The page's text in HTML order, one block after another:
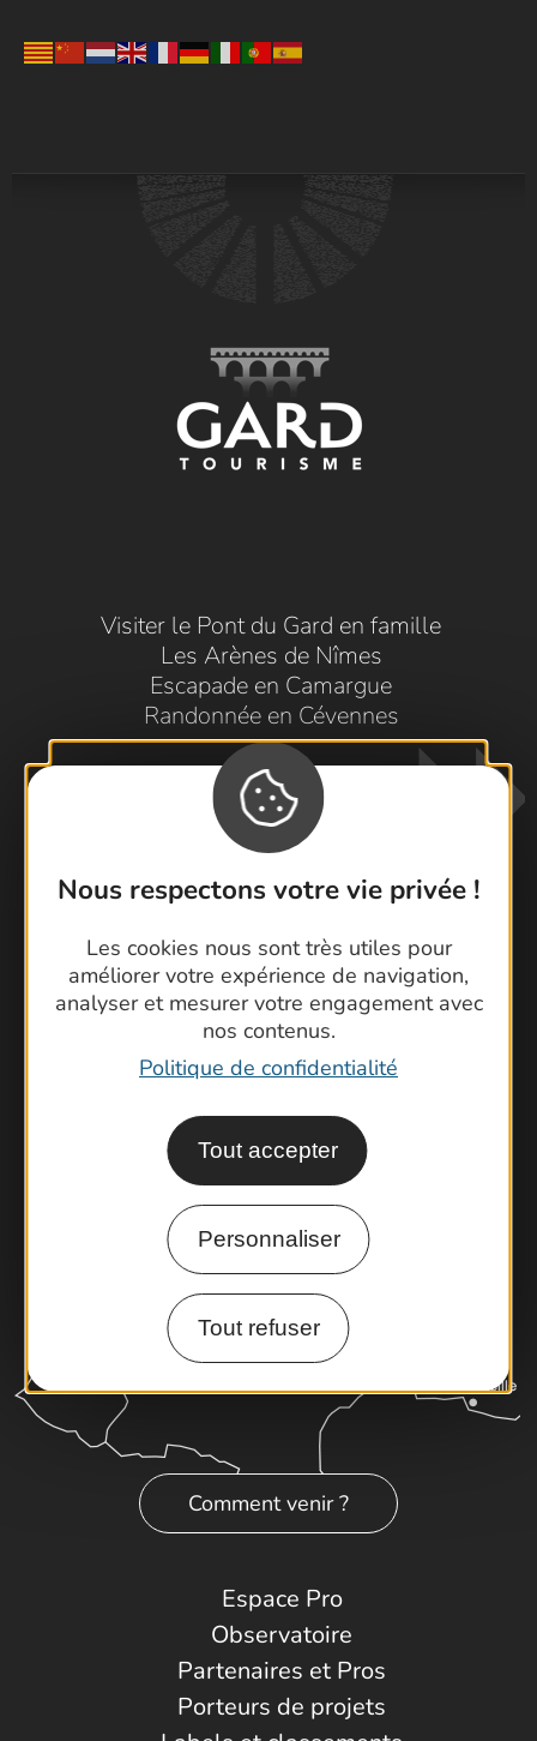
Nous respectons votre vie privée !
Les cookies nous sont très utiles pour
améliorer votre expérience de navigation,
analyser et mesurer votre engagement avec
nos contenus.
Politique de confidentialité
Tout accepter
Personnaliser
Tout refuser
Visiter le Pont du Gard en famille
Les Arènes de Nîmes
Escapade en Camargue
Randonnée en Cévennes
Contactez-nous !
Foire aux questions
Brochures
Cartoguides et Topoguides
Latitude Gard
Comment venir ?
Espace Pro
Observatoire
Partenaires et Pros
Porteurs de projets